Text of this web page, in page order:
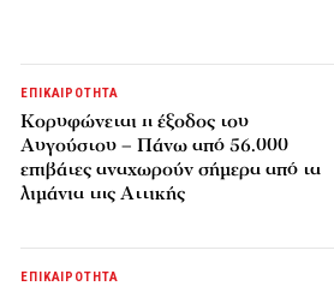
ΕΠΙΚΑΙΡΟΤΗΤΑ
Κορυφώνεται η έξοδος του
Αυγούστου – Πάνω από 56.000
επιβάτες αναχωρούν σήμερα από τα
λιμάνια της Αττικής
ΕΠΙΚΑΙΡΟΤΗΤΑ